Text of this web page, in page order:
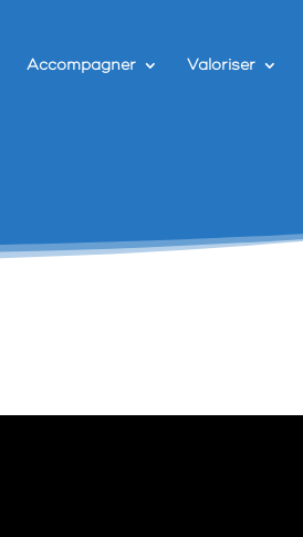
Accompagner Valoriser